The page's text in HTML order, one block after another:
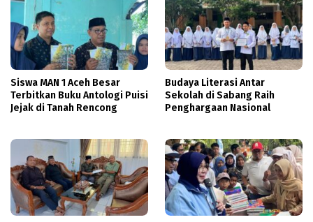
Siswa MAN 1 Aceh Besar
Terbitkan Buku Antologi Puisi
Jejak di Tanah Rencong
Budaya Literasi Antar
Sekolah di Sabang Raih
Penghargaan Nasional